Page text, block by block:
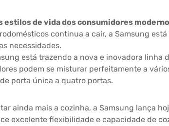
estilos de vida dos consumidores
continua a cair, a Samsung
necessidades.
está trazendo a nova e inovadora linha
podem se misturar perfeitamente a
porta única a quatro portas.
ainda mais a cozinha, a Samsung lança
excelente flexibilidade e capacidade de